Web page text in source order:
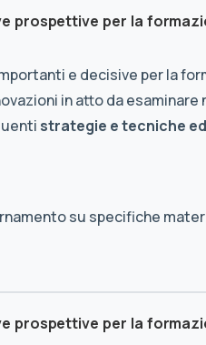
prospettive per la
e decisive per la
in atto da esaminare
strategie e tecniche
su specifiche
prospettive per la